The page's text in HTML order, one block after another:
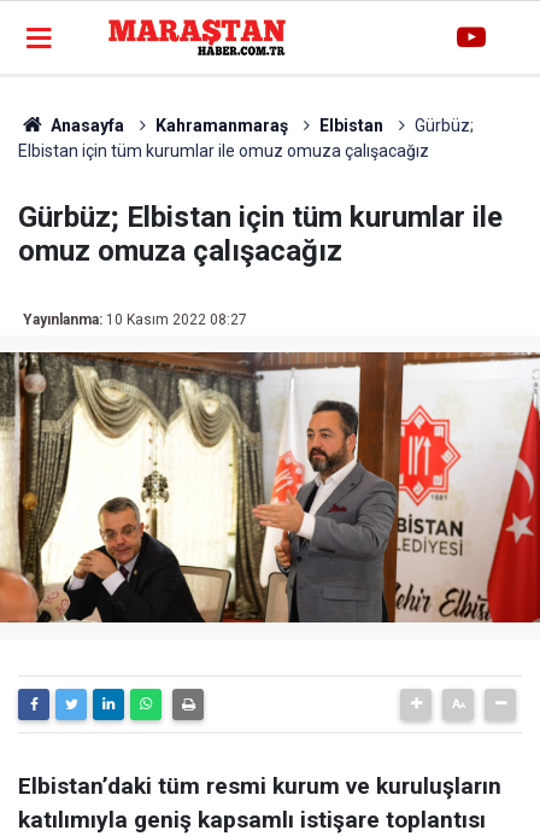
Anasayfa Kahramanmaraş Elbistan
Gürbüz;
Elbistan için tüm kurumlar ile omuz omuza çalışacağız
Gürbüz; Elbistan için tüm kurumlar ile
omuz omuza çalışacağız
Yayınlanma: 10 Kasım 2022 08:27
Elbistan’daki tüm resmi kurum ve kuruluşların
katılımıyla geniş kapsamlı istişare toplantısı